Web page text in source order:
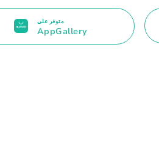
متوفر على
AppGallery